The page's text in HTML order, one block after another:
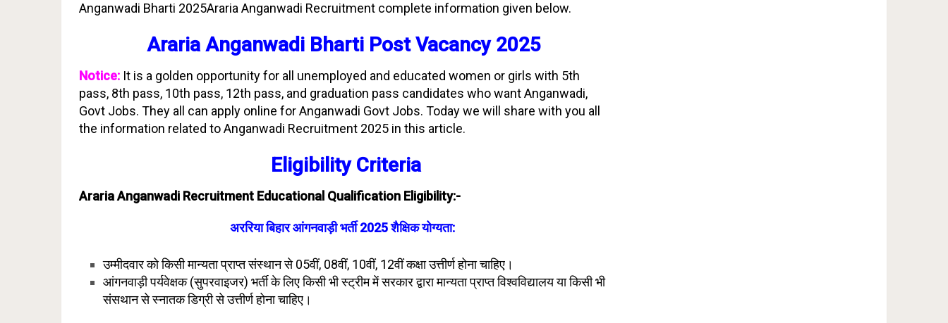
Anganwadi Bharti 2025Araria Anganwadi Recruitment complete information given below.
ArariaAnganwadi Bharti Post Vacancy 2025
Notice: It is a golden opportunity for all unemployed and educated women or girls with 5th
pass, 8th pass, 10th pass, 12th pass, and graduation pass candidates who want Anganwadi,
Govt Jobs. They all can apply online for Anganwadi Govt Jobs. Today we will share with you all
the information related to Anganwadi Recruitment 2025 in this article.
Eligibility Criteria
Araria Anganwadi Recruitment Educational Qualification Eligibility:-
अररिया बिहार आंगनवाड़ी भर्ती 2025 शैक्षिक योग्यता:
उम्मीदवार को किसी मान्यता प्राप्त संस्थान से 05वीं, 08वीं, 10वीं, 12वीं कक्षा उत्तीर्ण होना चाहिए।
आंगनवाड़ी पर्यवेक्षक (सुपरवाइजर) भर्ती के लिए किसी भी स्ट्रीम में सरकार द्वारा मान्यता प्राप्त विश्वविद्यालय या किसी भी
संसथान से स्नातक डिग्री से उत्तीर्ण होना चाहिए।